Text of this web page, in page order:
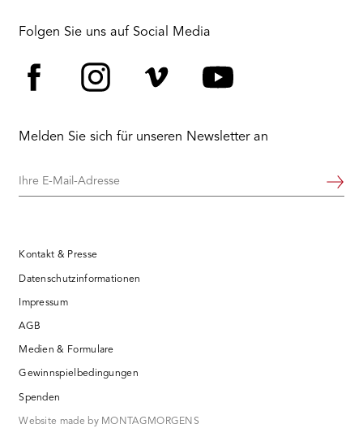
Folgen Sie uns auf Social Media
Melden Sie sich für unseren Newsletter an
Ihre
Weiter
Kontakt & Presse
Datenschutzinformationen
Impressum
AGB
Medien & Formulare
Gewinnspielbedingungen
Spenden
Website made by MONTAGMORGENS